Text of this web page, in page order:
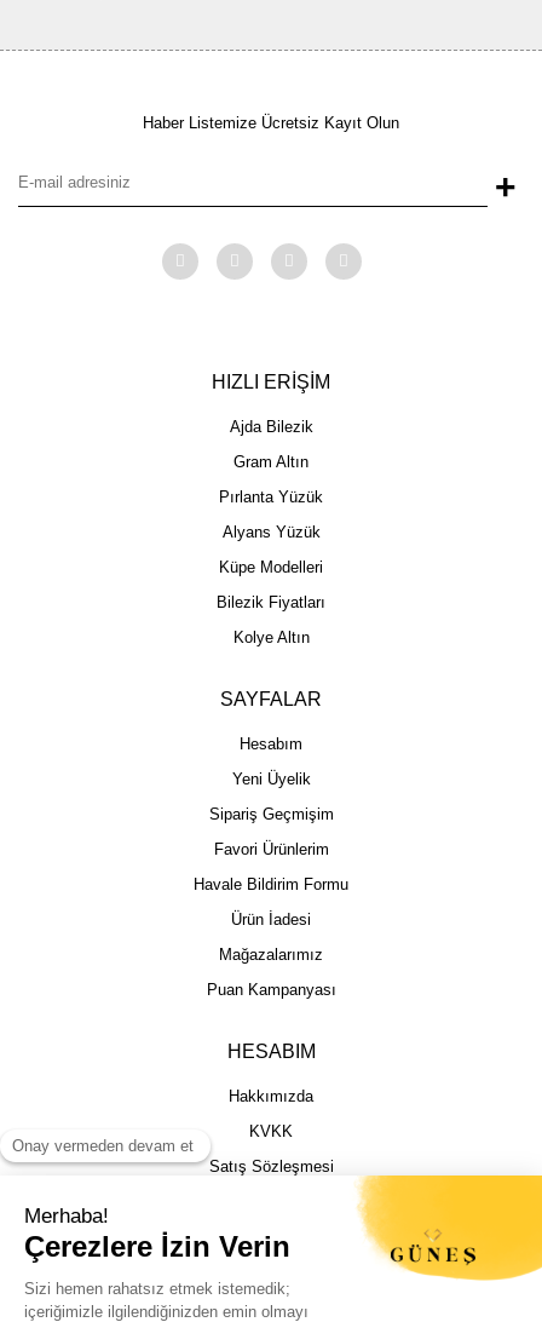
Haber Listemize Ücretsiz Kayıt Olun
+
HIZLI ERİŞİM
Ajda Bilezik
Gram Altın
Pırlanta Yüzük
Alyans Yüzük
Küpe Modelleri
Bilezik Fiyatları
Kolye Altın
SAYFALAR
Hesabım
Yeni Üyelik
Sipariş Geçmişim
Favori Ürünlerim
Havale Bildirim Formu
Ürün İadesi
Mağazalarımız
Puan Kampanyası
HESABIM
Hakkımızda
KVKK
Satış Sözleşmesi
İptal İade Şartları
Kargo Takibi